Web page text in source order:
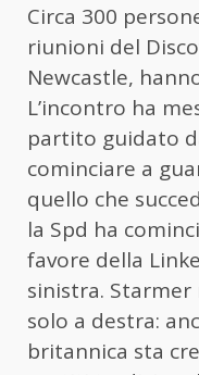
Circa 300
riunioni del
Newcastle,
L’incontro ha
partito guidato
cominciare a
quello che
la Spd ha
favore della
sinistra.
solo a destra:
britannica sta